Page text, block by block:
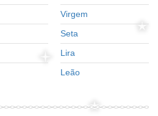
Virgem
Seta
Lira
Leão